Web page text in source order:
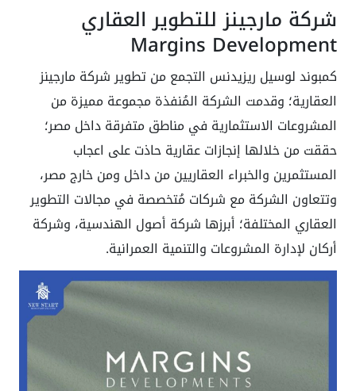
شركة مارجينز للتطوير العقاري
Margins Development
كمبوند لوسيل ريزيدنس التجمع من تطوير شركة مارجينز
العقارية؛ وقدمت الشركة المُنفذة مجموعة مميزة من
المشروعات الاستثمارية في مناطق متفرقة داخل مصر؛
حققت من خلالها إنجازات عقارية حاذت على اعجاب
المستثمرين والخبراء العقاريين من داخل ومن خارج مصر،
وتتعاون الشركة مع شركات مُتخصصة في مجالات التطوير
العقاري المختلفة؛ أبرزها شركة أصول الهندسية، وشركة
أركان لإدارة المشروعات والتنمية العمرانية.